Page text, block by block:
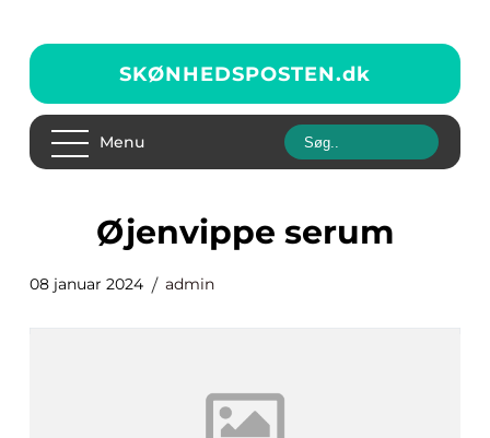
SKØNHEDSPOSTEN.dk
Menu
øjenvippe serum
08 januar 2024 admin